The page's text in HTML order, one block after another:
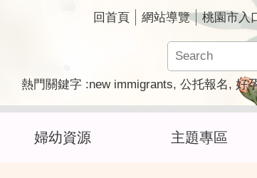
回首頁 網站導覽 桃園市入
熱門關鍵字 new immigrants 公托報名 好
婦幼資源 主題專區